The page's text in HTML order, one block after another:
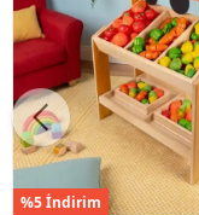
%5 İndirim